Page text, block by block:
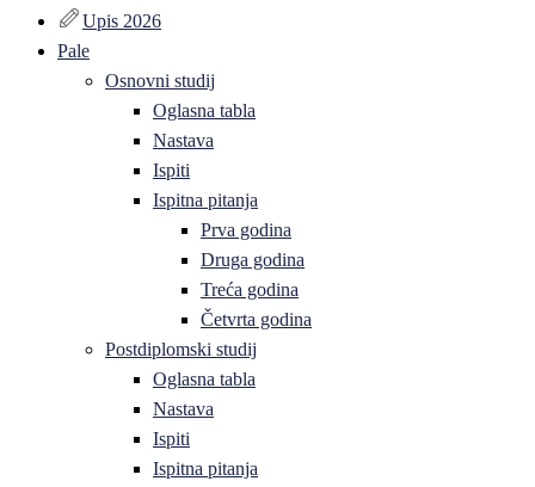
Upis 2026
Pale
Osnovni studij
Oglasna tabla
Nastava
Ispiti
Ispitna pitanja
Prva godina
Druga godina
Treća godina
Četvrta godina
Postdiplomski studij
Oglasna tabla
Nastava
Ispiti
Ispitna pitanja